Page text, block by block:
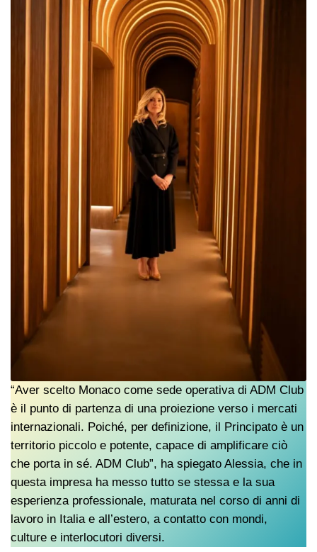
“Aver scelto Monaco come sede operativa di ADM Club
è il punto di partenza di una proiezione verso i mercati
internazionali. Poiché, per definizione, il Principato è un
territorio piccolo e potente, capace di amplificare ciò
che porta in sé. ADM Club”, ha spiegato Alessia, che in
questa impresa ha messo tutto se stessa e la sua
esperienza professionale, maturata nel corso di anni di
lavoro in Italia e all’estero, a contatto con mondi,
culture e interlocutori diversi.